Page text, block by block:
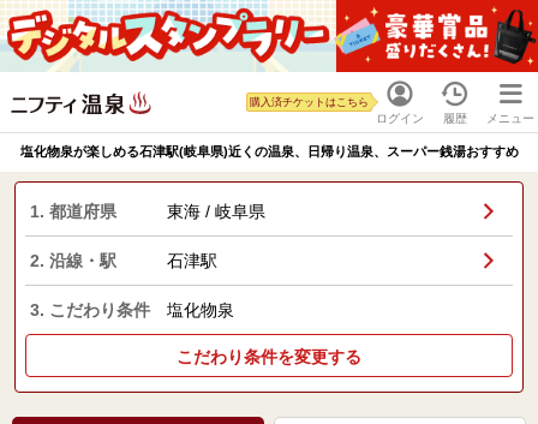
ログイン
購入済チケットはこちら
履歴 メニュー
塩化物泉が楽しめる石津駅(岐阜県)近くの温泉、日帰り温泉、スーパー銭湯おすすめ
1. 都道府県 東海 / 岐阜県
2. 沿線・駅 石津駅
3. こだわり条件 塩化物泉
こだわり条件を変更する